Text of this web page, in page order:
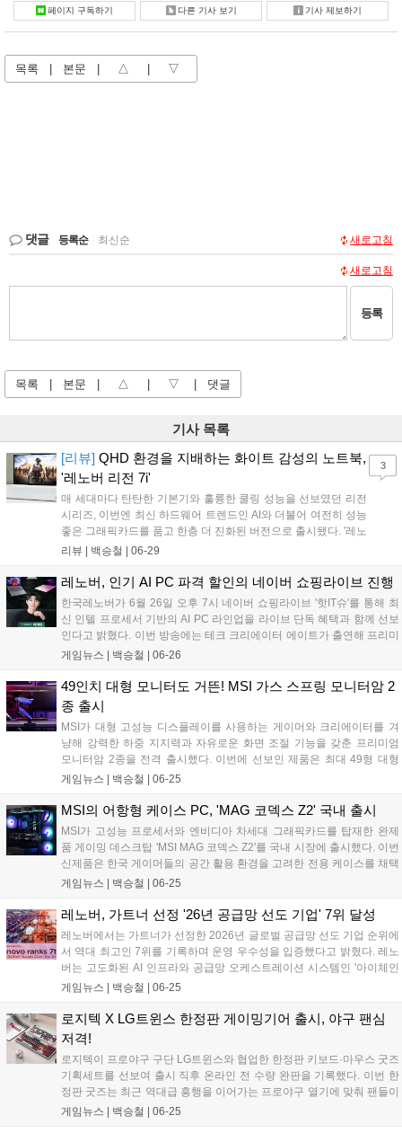
페이지 구독하기 다른 기사 보기 기사 제보하기
목록 본문 △ ▽
댓글 등록순 최신순 새로고침
새로고침
등록
목록 본문 △ ▽ 댓글
기사 목록
[리뷰] QHD 환경을 지배하는 화이트 감성의 노트북,
'레노버 리전 7i'
매 세대마다 탄탄한 기본기와 훌륭한 쿨링 성능을 선보였던 리전
시리즈, 이번엔 최신 하드웨어 트렌드인 AI와 더불어 여전히 성능
좋은 그래픽카드를 품고 한층 더 진화된 버전으로 출시됐다. '레노
버 리전 7i'는 인텔의 최신 코어 울트라 프로세서와 엔비디아 지포
륭한 사양도 돋보이지만, 게이밍 노트북에서 선택지가 좁은 편인
흰색 제품인 점도 매력적인 부분이다....
리뷰 | 백승철 06-29
3
레노버, 인기 AI PC 파격 할인의 네이버 쇼핑라이브 진행
한국레노버가 6월 26일 오후 7시 네이버 쇼핑라이브 '핫IT슈'를 통해 최
신 인텔 프로세서 기반의 AI PC 라인업을 라이브 단독 혜택과 함께 선보
인다고 밝혔다. 이번 방송에는 테크 크리에이터 에이트가 출연해 프리미
엄 AI 노트북 '요가 슬림 7i 울트라 아우라 에디션'을 비롯한 신제품들을
게임뉴스 | 백승철 06-26
49인치 대형 모니터도 거뜬! MSI 가스 스프링 모니터암 2
종 출시
MSI가 대형 고성능 디스플레이를 사용하는 게이머와 크리에이터를 겨
냥해 강력한 하중 지지력과 자유로운 화면 조절 기능을 갖춘 프리미엄
모니터암 2종을 전격 출시했다. 이번에 선보인 제품은 최대 49형 대형
모니터를 안정적으로 받쳐주는 싱글 모델 'MSI MPG MT201RG'와 멀티
모두 강력한 가스 스프링 구조를 채택하여 장시간 게임 플레이나 작업
시 유저가 원하는 최적의 시각적 몰입감을 제공하도록 설계된 것이 특징
이다....
게임뉴스 | 백승철 06-25
MSI의 어항형 케이스 PC, 'MAG 코덱스 Z2' 국내 출시
MSI가 고성능 프로세서와 엔비디아 차세대 그래픽카드를 탑재한 완제
품 게이밍 데스크탑 'MSI MAG 코덱스 Z2'를 국내 시장에 출시했다. 이번
신제품은 한국 게이머들의 공간 활용 환경을 고려한 전용 케이스를 채택
하고 온디바이스 AI 처리 능력을 강화한 것이 특징이다. 프리랜서 크리에
구동에도 안정적인 컴퓨팅 환경을 제공하도록 설계되었다....
게임뉴스 | 백승철 06-25
레노버, 가트너 선정 '26년 공급망 선도 기업' 7위 달성
레노버에서는 가트너가 선정한 2026년 글로벌 공급망 선도 기업 순위에
서 역대 최고인 7위를 기록하며 운영 우수성을 입증했다고 밝혔다. 레노
버는 고도화된 AI 인프라와 공급망 오케스트레이션 시스템인 '아이체인
(iChain)'을 통해 의사결정 및 분석 작업 시간을 대폭 단축했다. 가트너가
계 전문가 평판 등을 종합적으로 평가하는 권위 있는 순위로 올해 22년
째를 맞이했다. 레노버는 지난 2023년 8위, 2024년 10위, 2025년 8위에
이어 올해 7위에 오르며 지속적인 상승세를 기록 중이다....
게임뉴스 | 백승철 06-25
로지텍 X LG트윈스 한정판 게이밍기어 출시, 야구 팬심
저격!
로지텍이 프로야구 구단 LG트윈스와 협업한 한정판 키보드·마우스 굿즈
기획세트를 선보여 출시 직후 온라인 전 수량 완판을 기록했다. 이번 한
정판 굿즈는 최근 역대급 흥행을 이어가는 프로야구 열기에 맞춰 팬들이
경기장 밖 데스크 환경에서도 응원의 즐거움을 이어갈 수 있도록 기획되
게임뉴스 | 백승철 06-25